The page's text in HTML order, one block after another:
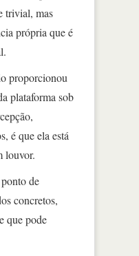
trivial, mas
própria que é
proporcionou
plataforma sob
é que ela está
louvor.
de
concretos,
que pode